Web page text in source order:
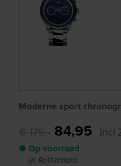
Moderne sport
€ 175,- 84,95 Incl
● Op voorraad
in Rotterdam